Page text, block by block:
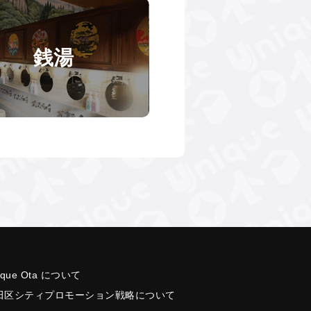
銭湯
Ota について
区シティプロモーション戦略について